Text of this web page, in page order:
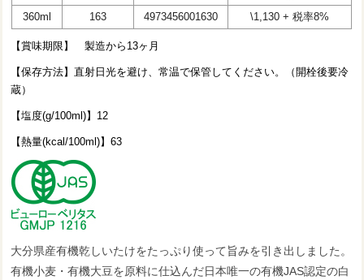
360ml
163 4973456001630 \1,130 + 税率8%
【賞味期限】 製造から13ヶ月
【保存方法】直射日光を避け、常温で保管してください。（開栓後要冷
蔵）
【塩度(g/100ml)】12
【熱量(kcal/100ml)】63
大分県産有機乾しいたけをたっぷり使って旨みを引き出しました。
有機小麦・有機大豆を原料に仕込んだ日本唯一の有機JAS認定の白